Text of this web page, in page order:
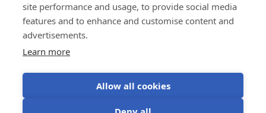
site performance and usage, to provide social media
features and to enhance and customise content and
advertisements.
Learn more
Allow all cookies
Політика